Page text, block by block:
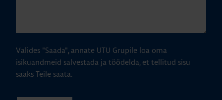
Valides "Saada", annate UTU Grupile loa oma
isikuandmeid salvestada ja töödelda, et tellitud sisu
saaks Teile saata.